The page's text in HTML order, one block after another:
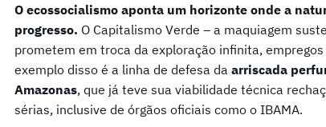
O ecossocialismo aponta um horizonte onde a
progresso. O Capitalismo Verde – a maquiagem
prometem em troca da exploração infinita,
exemplo disso é a linha de defesa da arriscada
Amazonas, que já teve sua viabilidade técnica
sérias, inclusive de órgãos oficiais como o IBAMA.